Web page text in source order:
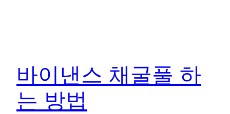
바이낸스 채굴풀 하
는 방법